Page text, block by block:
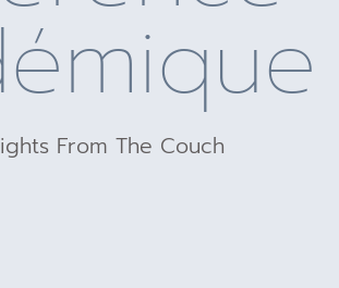
From The Couch